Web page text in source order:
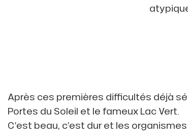
Après ces premières difficultés déjà
Portes du Soleil et le fameux Lac Vert.
C’est beau, c’est dur et les